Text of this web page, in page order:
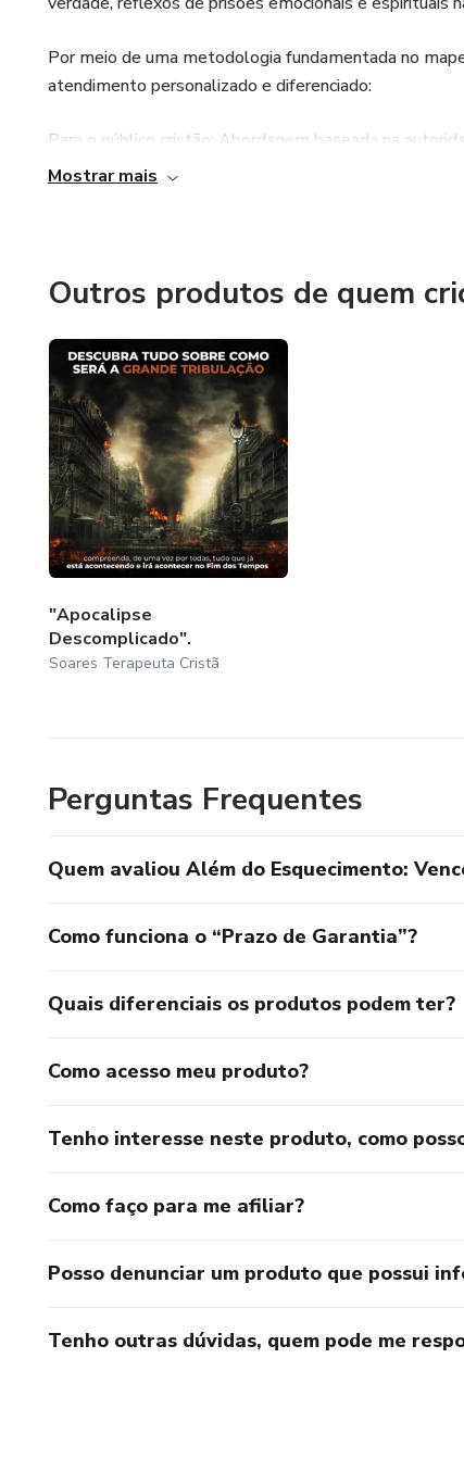
Por meio de uma metodologia fundamentada no
atendimento personalizado e diferenciado:
Para o público cristão: Abordagem baseada na
O objetivo final é o mesmo: libertar você de tudo o
Mostrar mais
Outros produtos de quem
"Apocalipse
Descomplicado".
Soares Terapeuta Cristã
Perguntas Frequentes
Quem avaliou Além do Esquecimento:
Como funciona o “Prazo de Garantia”?
Quais diferenciais os produtos podem ter?
Como acesso meu produto?
Tenho interesse neste produto, como
Como faço para me afiliar?
Posso denunciar um produto que possui
Tenho outras dúvidas, quem pode me